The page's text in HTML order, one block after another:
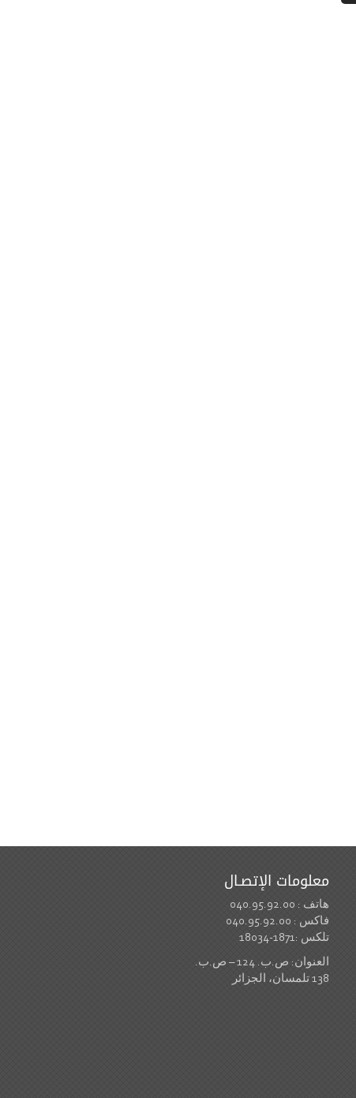
معلومات الإتصـال
هاتف : 040.95.92.00
فاكس : 040.95.92.00
تلكس :1871-18034
العنوان: ص.ب. 124 – ص.ب.
138 تلمسان، الجزائر